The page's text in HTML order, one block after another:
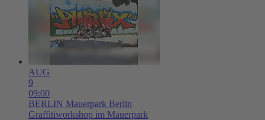
AUG
9
09:00
BERLIN Mauerpark Berlin
Graffitiworkshop im Mauerpark